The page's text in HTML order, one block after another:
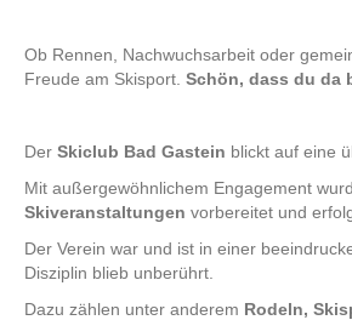
Ob Rennen, Nachwuchsarbeit oder
Freude am Skisport. Schön, dass du da
Der Skiclub Bad Gastein blickt auf eine
Mit außergewöhnlichem Engagement
Skiveranstaltungen vorbereitet und
Der Verein war und ist in einer
Disziplin blieb unberührt.
Dazu zählen unter anderem Rodeln,